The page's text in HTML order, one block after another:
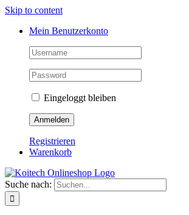
Skip to content
Mein Benutzerkonto
Eingeloggt bleiben
Registrieren
Warenkorb
Suche nach: